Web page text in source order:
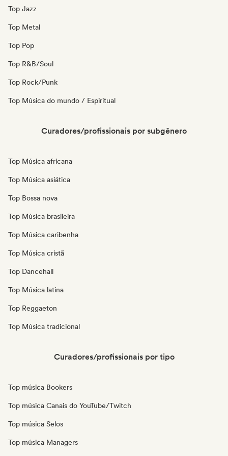
Top Jazz
Top Metal
Top Pop
Top R&B/Soul
Top Rock/Punk
Top Música do mundo / Espiritual
Curadores/profissionais por subgênero
Top Música africana
Top Música asiática
Top Bossa nova
Top Música brasileira
Top Música caribenha
Top Música cristã
Top Dancehall
Top Música latina
Top Reggaeton
Top Música tradicional
Curadores/profissionais por tipo
Top música Bookers
Top música Canais do YouTube/Twitch
Top música Selos
Top música Managers